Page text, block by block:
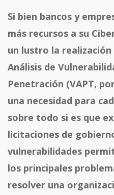
Si bien bancos y
más recursos a su
un lustro la realización
Análisis de
Penetración (VAPT,
una necesidad para
sobre todo si es que
licitaciones de
vulnerabilidades
los principales
resolver una